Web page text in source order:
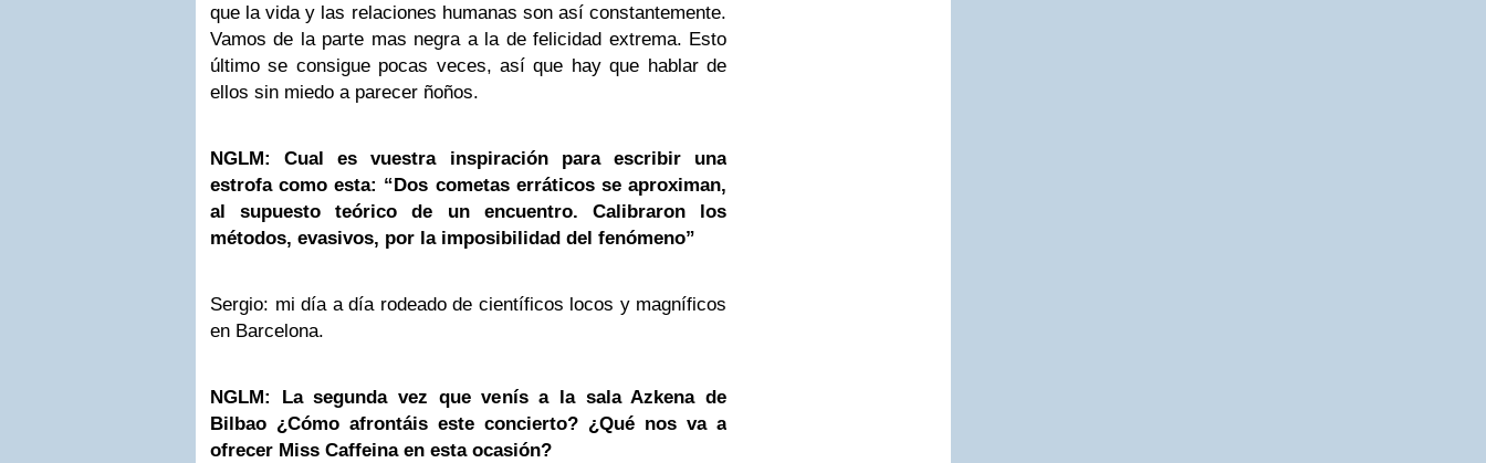
que la vida y las relaciones humanas son así constantemente.
Vamos de la parte mas negra a la de felicidad extrema. Esto
último se consigue pocas veces, así que hay que hablar de
ellos sin miedo a parecer ñoños.
NGLM: Cual es vuestra inspiración para escribir una
estrofa como esta: “Dos cometas erráticos se aproximan,
al supuesto teórico de un encuentro. Calibraron los
métodos, evasivos, por la imposibilidad del fenómeno”
Sergio: mi día a día rodeado de científicos locos y magníficos
en Barcelona.
NGLM: La segunda vez que venís a la sala Azkena de
Bilbao ¿Cómo afrontáis este concierto? ¿Qué nos va a
ofrecer Miss Caffeina en esta ocasión?